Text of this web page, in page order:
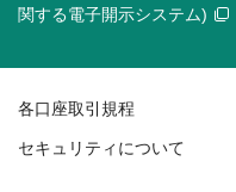
関する電子開示システム)
各口座取引規程
セキュリティについて